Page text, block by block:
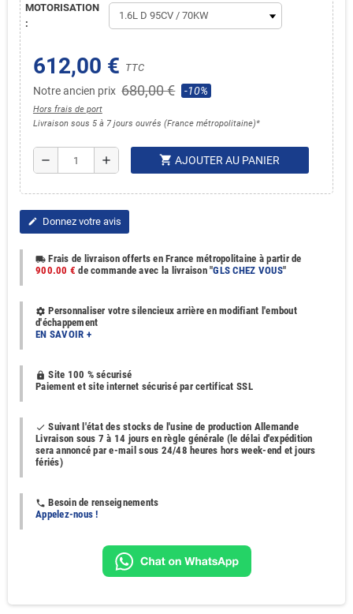
MOTORISATION
:
612,00 € TTC
Notre ancien prix 680,00 € -10%
Hors frais de port
Livraison sous 5 à 7 jours ouvrés (France métropolitaine)*
remove add shopping_cart AJOUTER AU PANIER
edit Donnez votre avis
local_shipping Frais de livraison offerts en France métropolitaine à partir de
900.00 € de commande avec la livraison "GLS CHEZ VOUS"
settings Personnaliser votre silencieux arrière en modifiant l'embout
d'échappement
EN SAVOIR +
https Site 100 % sécurisé
Paiement et site internet sécurisé par certificat SSL
done Suivant l'état des stocks de l'usine de production Allemande
Livraison sous 7 à 14 jours en règle générale (le délai d'expédition
sera annoncé par e-mail sous 24/48 heures hors week-end et jours
fériés)
phone Besoin de renseignements
Appelez-nous !